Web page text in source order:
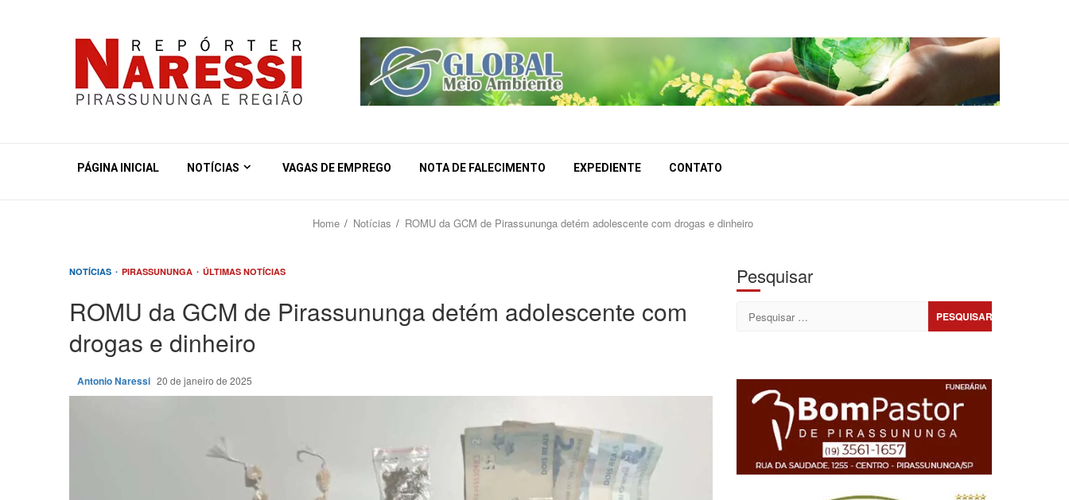
PÁGINA INICIAL NOTÍCIAS VAGAS DE EMPREGO NOTA DE FALECIMENTO EXPEDIENTE CONTATO
Home Notícias ROMU da GCM de Pirassununga detém adolescente com drogas e dinheiro
NOTÍCIAS PIRASSUNUNGA ÚLTIMAS NOTÍCIAS
ROMU da GCM de Pirassununga detém adolescente com
drogas e dinheiro
Antonio Naressi 20 de janeiro de 2025
Pesquisar
Pesquisar